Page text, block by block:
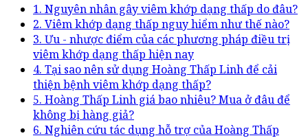
1. Nguyên nhân gây viêm khớp dạng thấp do đâu?
2. Viêm khớp dạng thấp nguy hiểm như thế nào?
3. Ưu - nhược điểm của các phương pháp điều trị
viêm khớp dạng thấp hiện nay
4. Tại sao nên sử dụng Hoàng Thấp Linh để cải
thiện bệnh viêm khớp dạng thấp?
5. Hoàng Thấp Linh giá bao nhiêu? Mua ở đâu để
không bị hàng giả?
6. Nghiên cứu tác dụng hỗ trợ của Hoàng Thấp